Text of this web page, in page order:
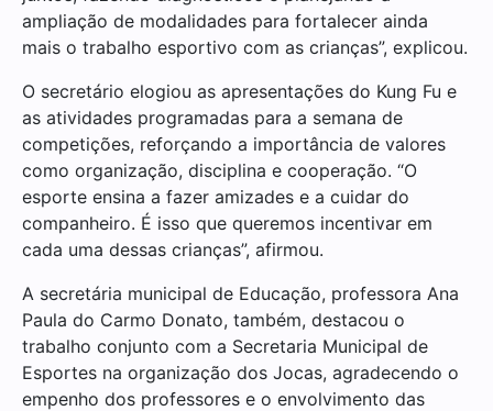
ampliação de modalidades para fortalecer ainda
mais o trabalho esportivo com as crianças”, explicou.
O secretário elogiou as apresentações do Kung Fu e
as atividades programadas para a semana de
competições, reforçando a importância de valores
como organização, disciplina e cooperação. “O
esporte ensina a fazer amizades e a cuidar do
companheiro. É isso que queremos incentivar em
cada uma dessas crianças”, afirmou.
A secretária municipal de Educação, professora Ana
Paula do Carmo Donato, também, destacou o
trabalho conjunto com a Secretaria Municipal de
Esportes na organização dos Jocas, agradecendo o
empenho dos professores e o envolvimento das